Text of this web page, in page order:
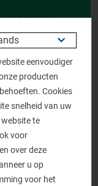
via
eenvoudiger
producten
Cookies
snelheid van uw
te
voor
over deze
u op
voor het